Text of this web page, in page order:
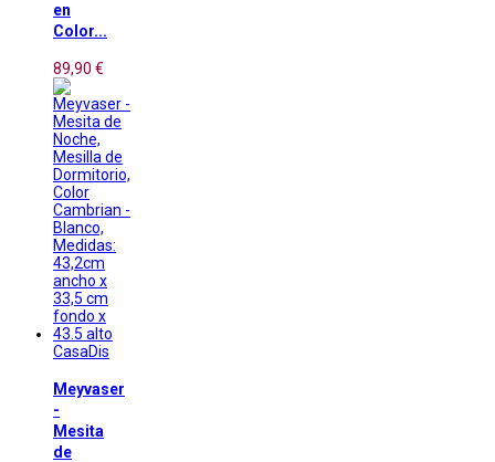
en
Color...
89,90 €
CasaDis
Meyvaser
-
Mesita
de